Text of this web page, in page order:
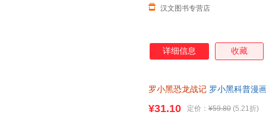
汉文图书专营店
详细信息 收藏
罗小黑恐龙战记 罗小黑科普漫
¥31.10 定价： ¥59.80 (5.21折)